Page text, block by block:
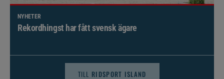
NYHETER
Brett politiskt stöd för förändringar i djursjukvården –
TILL RIDSPORT ISLAND